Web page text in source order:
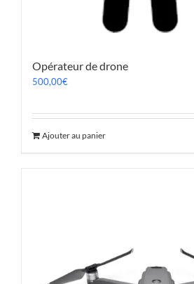
Opérateur de drone
500,00€
Ajouter au panier